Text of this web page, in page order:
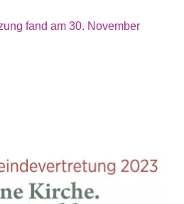
fand am 30. November